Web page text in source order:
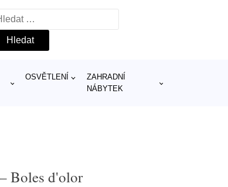
OSVĚTLENÍ
ZAHRADNÍ
NÁBYTEK
Boles d'olor